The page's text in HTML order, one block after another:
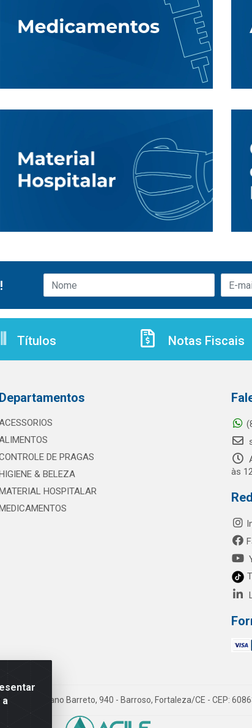
a
Títulos Notas Fiscais
Departamentos
DE PRAGAS
HIGIENE & BELEZA
MATERIAL HOSPITALAR
MEDICAMENTOS
às
Rua Maximiano Barreto, 940 - Barroso, Fortaleza/CE - CEP: